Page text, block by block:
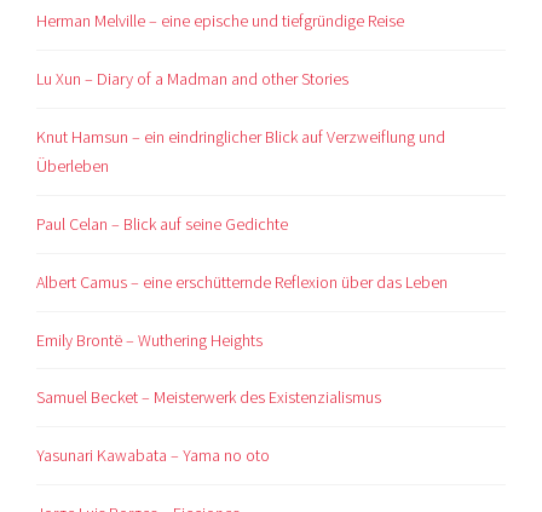
Herman Melville – eine epische und tiefgründige Reise
Lu Xun – Diary of a Madman and other Stories
Knut Hamsun – ein eindringlicher Blick auf Verzweiflung und
Überleben
Paul Celan – Blick auf seine Gedichte
Albert Camus – eine erschütternde Reflexion über das Leben
Emily Brontë – Wuthering Heights
Samuel Becket – Meisterwerk des Existenzialismus
Yasunari Kawabata – Yama no oto